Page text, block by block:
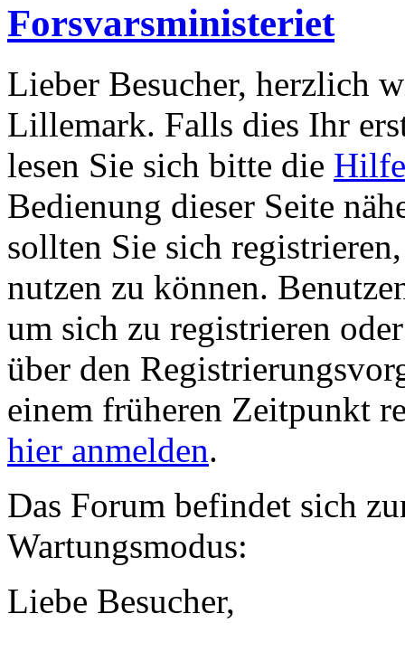
Forsvarsministeriet
Lieber Besucher, herzlich
Lillemark. Falls dies Ihr
lesen Sie sich bitte die Hilfe
Bedienung dieser Seite
sollten Sie sich
nutzen zu können.
um sich zu registrieren
über den
einem früheren Zeitpunkt
hier anmelden.
Das Forum befindet sich
Wartungsmodus:
Liebe Besucher,